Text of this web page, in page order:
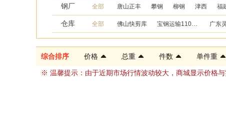
钢厂 全部 唐山正丰 攀钢 柳钢 津西 福
仓库 全部 佛山快剪库
综合排序 价格 总重 件数 单件重
※ 温馨提示：由于近期市场行情波动较大，商城显示价格